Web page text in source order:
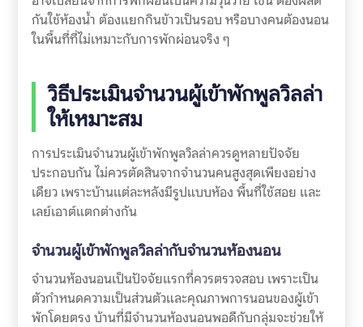
กันใช้ห้องน้ำ ต้องแยกกินข้าวเป็นรอบ หรือบางคนต้องนอน
ในพื้นที่ที่ไม่เหมาะกับการพักผ่อนจริง ๆ
วิธีประเมินจำนวนผู้เข้าพักพูลวิลล่า
ให้เหมาะสม
การประเมินจำนวนผู้เข้าพักพูลวิลล่าควรดูหลายปัจจัย
ประกอบกัน ไม่ควรตัดสินจากจำนวนคนสูงสุดเพียงอย่าง
เดียว เพราะบ้านแต่ละหลังมีรูปแบบห้อง พื้นที่ใช้สอย และ
เลย์เอาต์แตกต่างกัน
จำนวนผู้เข้าพักพูลวิลล่ากับจำนวนห้องนอน
จำนวนห้องนอนเป็นปัจจัยแรกที่ควรตรวจสอบ เพราะเป็น
ตัวกำหนดความเป็นส่วนตัวและคุณภาพการนอนของผู้เข้า
พักโดยตรง บ้านที่มีจำนวนห้องนอนพอดีกับกลุ่มจะช่วยให้